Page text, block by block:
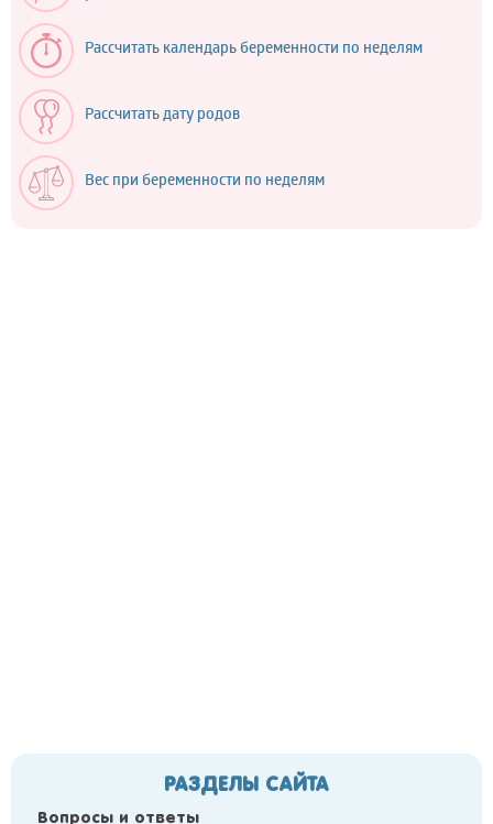
Рассчитать календарь беременности по неделям
Рассчитать дату родов
Вес при беременности по неделям
РАЗДЕЛЫ САЙТА
Вопросы и ответы